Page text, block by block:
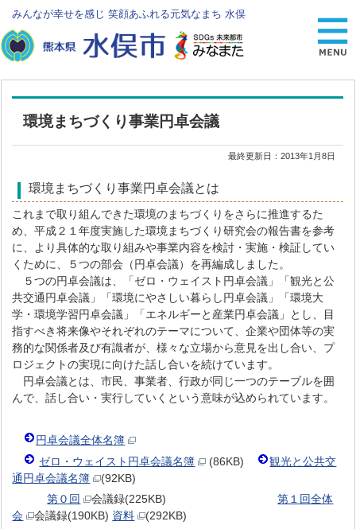
みんなが幸せを感じ 笑顔あふれる元気なまち 水俣
環境まちづくり事業円卓会議
最終更新日：2013年1月8日
環境まちづくり事業円卓会議とは
これまで取り組んできた環境のまちづくりをさらに推進するた
め、平成２１年度実施した環境まちづくり研究会の報告書を参考
に、より具体的な取り組みや事業内容を検討・実施・検証してい
くために、５つの部会（円卓会議）を再編成しました。
５つの円卓会議は、「ゼロ・ウェイスト円卓会議」「観光と公
共交通円卓会議」「環境にやさしい暮らし円卓会議」「環境大
学・環境学習円卓会議」「エネルギーと産業円卓会議」とし、目
指すべき将来像やそれぞれのテーマについて、企業や団体等の実
務的な関係者及び有識者が、様々な立場から意見を出し合い、プ
ロジェクトの実現に向けた話し合いを続けています。
円卓会議とは、市民、事業者、行政が同じ一つのテーブルを囲
んで、話し合い・実行していくという意味が込められています。
円卓会議全体名簿
ゼロ・ウェイスト円卓会議名簿
(86KB)
観光と公共交
通円卓会議名簿
(92KB)
第０回
会議録(225KB)第１回全体
会
会議録(190KB) 資料
(292KB)